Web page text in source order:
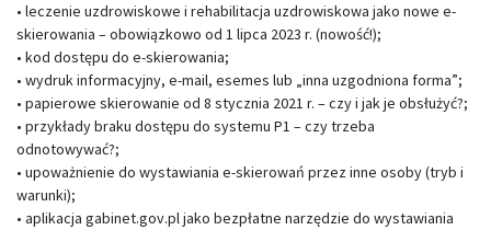
• leczenie uzdrowiskowe i rehabilitacja uzdrowiskowa jako nowe e-
skierowania – obowiązkowo od 1 lipca 2023 r. (nowość!);
• kod dostępu do e-skierowania;
• wydruk informacyjny, e-mail, esemes lub „inna uzgodniona forma”;
• papierowe skierowanie od 8 stycznia 2021 r. – czy i jak je obsłużyć?;
• przykłady braku dostępu do systemu P1 – czy trzeba
odnotowywać?;
• upoważnienie do wystawiania e-skierowań przez inne osoby (tryb i
warunki);
• aplikacja gabinet.gov.pl jako bezpłatne narzędzie do wystawiania